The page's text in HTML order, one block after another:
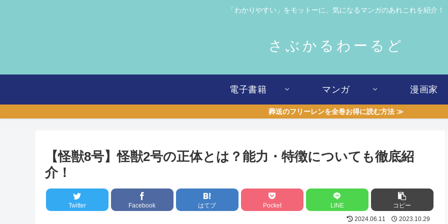
「わかりやすい」をモットーに、気になるマンガのあれこれを紹介！
さぶかるわーるど
電子書籍 マンガ 漫画家
葬送のフリーレンを全巻お得に読む方法 ≫
【怪獣8号】怪獣2号の正体とは？能力・特徴についても徹底紹
介！
Twitter Facebook はてブ Pocket LINE
コピー
2024.06.11
2023.10.29